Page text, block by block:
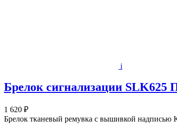
i
Брелок сигнализации SLK625
1 620 ₽
Брелок тканевый ремувка с вышивкой надписью